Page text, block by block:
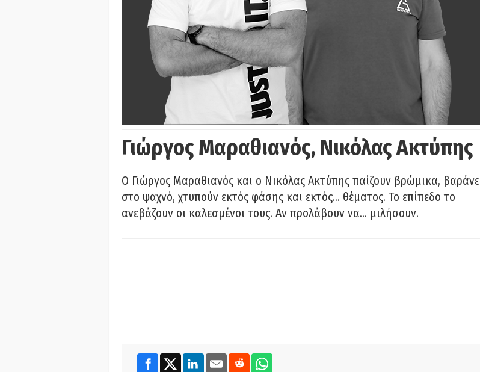
Γιώργος Μαραθιανός, Νικόλας Ακτύπης
Ο Γιώργος Μαραθιανός και ο Νικόλας Ακτύπης παίζουν βρώμικα, βαράνε
στο ψαχνό, χτυπούν εκτός φάσης και εκτός… θέματος. Το επίπεδο το
ανεβάζουν οι καλεσμένοι τους. Αν προλάβουν να… μιλήσουν.